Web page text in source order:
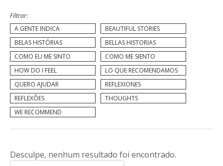
Filtrar:
A GENTE INDICA
BEAUTIFUL STORIES
BELAS HISTÓRIAS
BELLAS HISTORIAS
COMO EU ME SINTO
COMO ME SIENTO
HOW DO I FEEL
LO QUE RECOMENDAMOS
QUERO AJUDAR
REFLEXIONES
REFLEXÕES
THOUGHTS
WE RECOMMEND
Desculpe, nenhum resultado foi encontrado.